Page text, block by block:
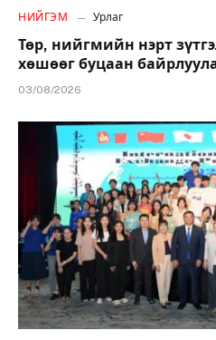
НИЙГЭМ Урлаг
Төр, нийгмийн нэрт
хөшөөг буцаан
03/08/2026